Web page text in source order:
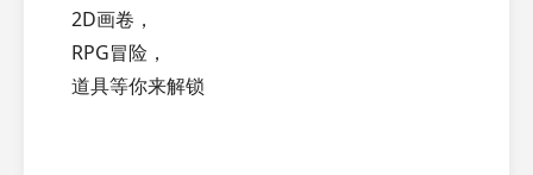
2D画卷，
RPG冒险，
道具等你来解锁